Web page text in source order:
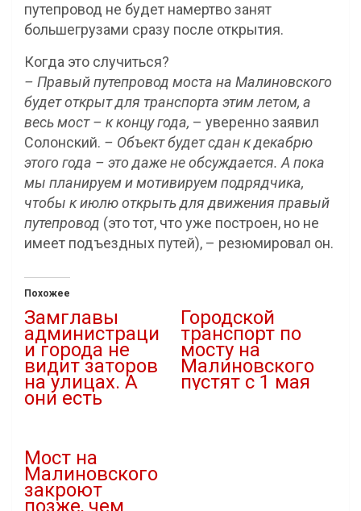
путепровод не будет намертво занят
большегрузами сразу после открытия.
Когда это случиться?
– Правый путепровод моста на Малиновского
будет открыт для транспорта этим летом, а
весь мост – к концу года, – уверенно заявил
Солонский. – Объект будет сдан к декабрю
этого года – это даже не обсуждается. А пока
мы планируем и мотивируем подрядчика,
чтобы к июлю открыть для движения правый
путепровод (это тот, что уже построен, но не
имеет подъездных путей), – резюмировал он.
Похожее
Замглавы
администраци
и города не
видит заторов
на улицах. А
они есть
Городской
транспорт по
мосту на
Малиновского
пустят с 1 мая
Мост на
Малиновского
закроют
позже, чем